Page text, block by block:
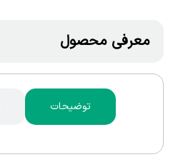
معرفی محصول
توضیحات